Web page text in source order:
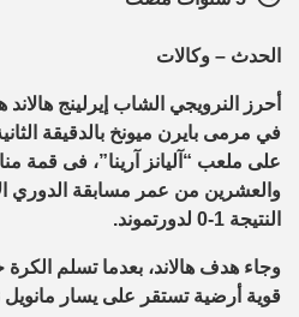
الحدث – وكالات
أحرز النرويجي الشاب إيرلينج
في مرمى بايرن ميونخ بالدقيقة
على ملعب “آليانز آرينا”، فى قمة
والعشرين من عمر مسابقة الدوري
النتيجة 1-0 لدورتموند.
وجاء هدف هالاند، بعدما تسلم
قوية أرضية تستقر على يسار مانويل